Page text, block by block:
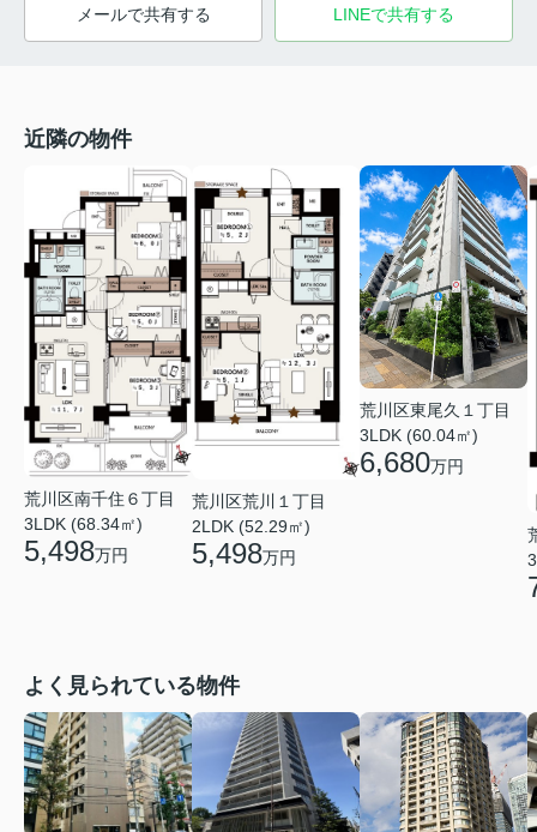
メールで共有する LINEで共有する
近隣の物件
荒川区南千住６丁目
3LDK (68.34㎡)
5,498万円
荒川区荒川１丁目
2LDK (52.29㎡)
5,498万円
荒川区東尾久１丁目
3LDK (60.04㎡)
6,680万円
よく見られている物件